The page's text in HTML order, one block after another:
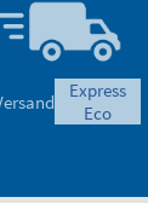
express
eco